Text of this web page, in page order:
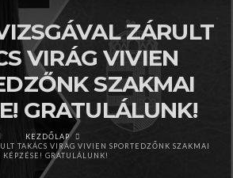
ZÁRULT
VIRÁG VIVIEN
SZAKMAI
GRATULÁLUNK!
KEZDŐLAP
TAKÁCS VIRÁG VIVIEN SPORTEDZŐNK SZAKMAI
KÉPZÉSE! GRATULÁLUNK!